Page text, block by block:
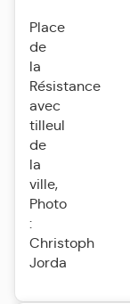
Place
de
la
Résistance
avec
tilleul
de
la
ville,
Photo
:
Christoph
Jorda